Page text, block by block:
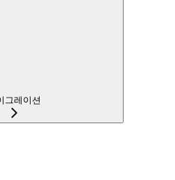
그레이션